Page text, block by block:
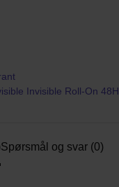
Invisible Roll-On 48H
Spørsmål og svar (0)